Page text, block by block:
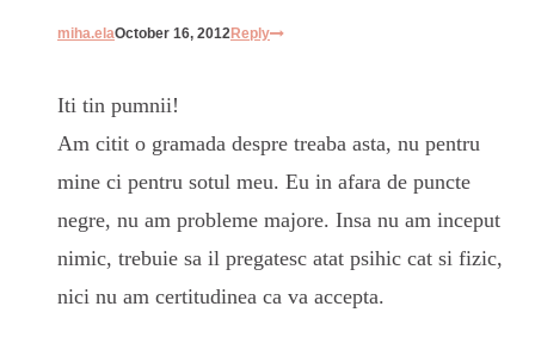
miha.elaOctober 16, 2012Reply
Iti tin pumnii!
Am citit o gramada despre treaba asta, nu pentru
mine ci pentru sotul meu. Eu in afara de puncte
negre, nu am probleme majore. Insa nu am inceput
nimic, trebuie sa il pregatesc atat psihic cat si fizic,
nici nu am certitudinea ca va accepta.